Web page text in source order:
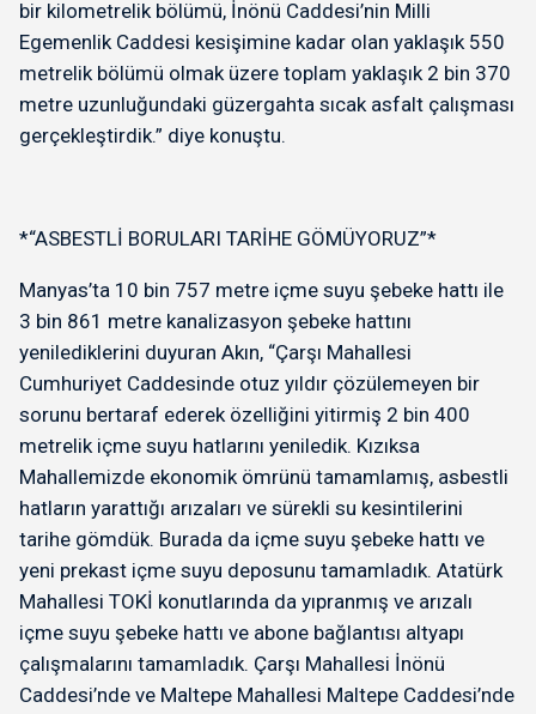
bir kilometrelik bölümü, İnönü Caddesi’nin Milli
Egemenlik Caddesi kesişimine kadar olan yaklaşık 550
metrelik bölümü olmak üzere toplam yaklaşık 2 bin 370
metre uzunluğundaki güzergahta sıcak asfalt çalışması
gerçekleştirdik.” diye konuştu.
*“ASBESTLİ BORULARI TARİHE GÖMÜYORUZ”*
Manyas’ta 10 bin 757 metre içme suyu şebeke hattı ile
3 bin 861 metre kanalizasyon şebeke hattını
yenilediklerini duyuran Akın, “Çarşı Mahallesi
Cumhuriyet Caddesinde otuz yıldır çözülemeyen bir
sorunu bertaraf ederek özelliğini yitirmiş 2 bin 400
metrelik içme suyu hatlarını yeniledik. Kızıksa
Mahallemizde ekonomik ömrünü tamamlamış, asbestli
hatların yarattığı arızaları ve sürekli su kesintilerini
tarihe gömdük. Burada da içme suyu şebeke hattı ve
yeni prekast içme suyu deposunu tamamladık. Atatürk
Mahallesi TOKİ konutlarında da yıpranmış ve arızalı
içme suyu şebeke hattı ve abone bağlantısı altyapı
çalışmalarını tamamladık. Çarşı Mahallesi İnönü
Caddesi’nde ve Maltepe Mahallesi Maltepe Caddesi’nde